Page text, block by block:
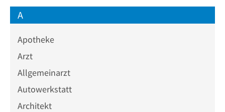
A
Apotheke
Arzt
Allgemeinarzt
Autowerkstatt
Architekt